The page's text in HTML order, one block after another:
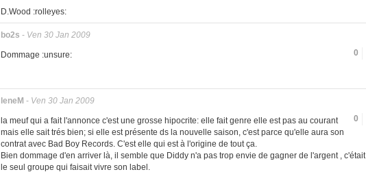
D.Wood :rolleyes:
bo2s - Ven 30 Jan 2009
0
Dommage :unsure:
leneM - Ven 30 Jan 2009
0
la meuf qui a fait l'annonce c'est une grosse hipocrite: elle fait genre elle est pas au courant
mais elle sait trés bien; si elle est présente ds la nouvelle saison, c'est parce qu'elle aura son
contrat avec Bad Boy Records. C'est elle qui est à l'origine de tout ça.
Bien dommage d'en arriver là, il semble que Diddy n'a pas trop envie de gagner de l'argent , c'était
le seul groupe qui faisait vivre son label.